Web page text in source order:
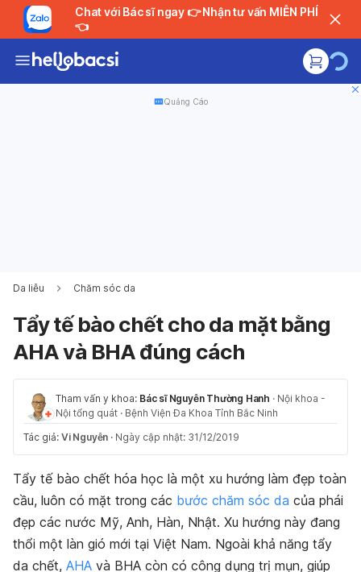
Chat với Bác sĩ ngay 👉 Nhận tư vấn MIỄN PHÍ
👈
Quảng Cáo
Da liễu Chăm sóc da
Tẩy tế bào chết cho da mặt bằng
AHA và BHA đúng cách
Tham vấn y khoa: Bác sĩ Nguyễn Thường Hanh · Nội khoa -
Nội tổng quát · Bệnh Viện Đa Khoa Tỉnh Bắc Ninh
Tác giả: Vi Nguyễn · Ngày cập nhật: 31/12/2019
Tẩy tế bào chết hóa học là một xu hướng làm đẹp toàn
cầu, luôn có mặt trong các bước chăm sóc da của phái
đẹp các nước Mỹ, Anh, Hàn, Nhật. Xu hướng này đang
thổi một làn gió mới tại Việt Nam. Ngoài khả năng tẩy
da chết, AHA và BHA còn có công dụng trị mụn, giúp